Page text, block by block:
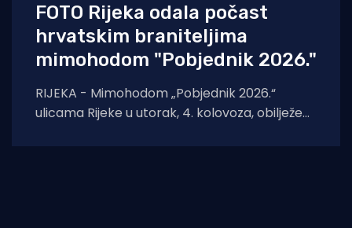
FOTO Rijeka odala počast
hrvatskim braniteljima
mimohodom "Pobjednik 2026."
RIJEKA - Mimohodom „Pobjednik 2026.“
ulicama Rijeke u utorak, 4. kolovoza, obilježeni